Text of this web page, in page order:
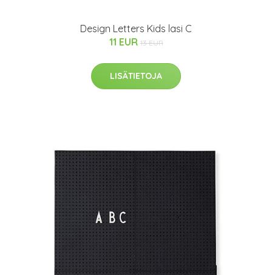
Design Letters Kids lasi C
11 EUR 13 EUR
LISÄTIETOJA